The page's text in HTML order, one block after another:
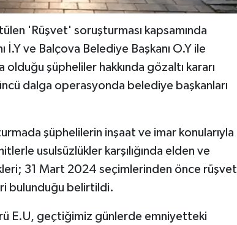
'Rüşvet' soruşturması kapsamında
İ.Y ve Balçova Belediye Başkanı O.Y ile
olduğu şüpheliler hakkında gözaltı kararı
dalga operasyonda belediye başkanları
şüphelilerin inşaat ve imar konularıyla
usulsüzlükler karşılığında elden ve
31 Mart 2024 seçimlerinden önce rüşvet
bulunduğu belirtildi.
E.U, geçtiğimiz günlerde emniyetteki